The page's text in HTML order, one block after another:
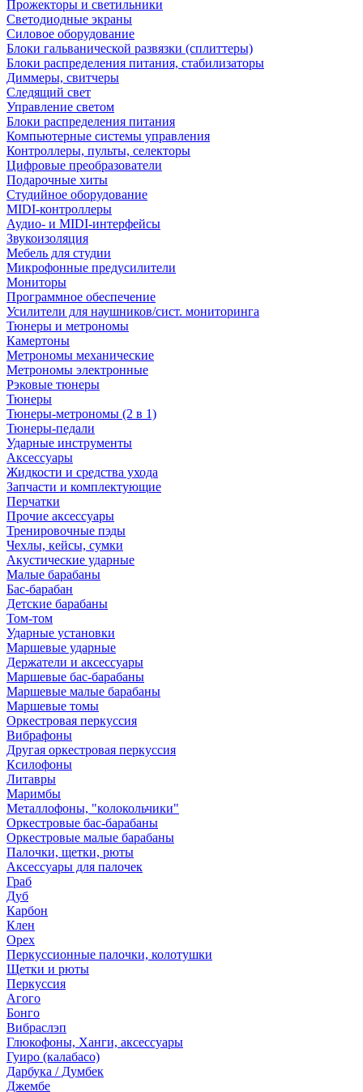
Прожекторы и светильники
Светодиодные экраны
Силовое оборудование
Блоки гальванической развязки (сплиттеры)
Блоки распределения питания, стабилизаторы
Диммеры, свитчеры
Следящий свет
Управление светом
Блоки распределения питания
Компьютерные системы управления
Контроллеры, пульты, селекторы
Цифровые преобразователи
Подарочные хиты
Студийное оборудование
MIDI-контроллеры
Аудио- и MIDI-интерфейсы
Звукоизоляция
Мебель для студии
Микрофонные предусилители
Мониторы
Программное обеспечение
Усилители для наушников/сист. мониторинга
Тюнеры и метрономы
Камертоны
Метрономы механические
Метрономы электронные
Рэковые тюнеры
Тюнеры
Тюнеры-метрономы (2 в 1)
Тюнеры-педали
Ударные инструменты
Аксессуары
Жидкости и средства ухода
Запчасти и комплектующие
Перчатки
Прочие аксессуары
Тренировочные пэды
Чехлы, кейсы, сумки
Акустические ударные
Mалые барабаны
Бас-барабан
Детские барабаны
Том-том
Ударные установки
Маршевые ударные
Держатели и аксессуары
Маршевые бас-барабаны
Маршевые малые барабаны
Маршевые томы
Оркестровая перкуссия
Вибрафоны
Другая оркестровая перкуссия
Ксилофоны
Литавры
Маримбы
Металлофоны, "колокольчики"
Оркестровые бас-барабаны
Оркестровые малые барабаны
Палочки, щетки, рюты
Аксессуары для палочек
Граб
Дуб
Карбон
Клен
Орех
Перкуссионные палочки, колотушки
Щетки и рюты
Перкуссия
Агого
Бонго
Вибраслэп
Глюкофоны, Ханги, аксессуары
Гуиро (калабасо)
Дарбука / Думбек
Джембе